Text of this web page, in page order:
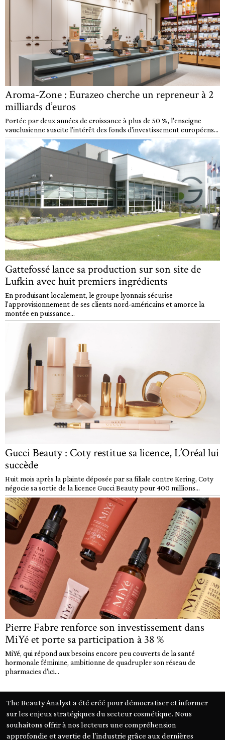
Aroma-Zone : Eurazeo cherche un repreneur à 2
milliards d’euros
Portée par deux années de croissance à plus de 50 %, l'enseigne
vauclusienne suscite l'intérêt des fonds d'investissement européens...
Gattefossé lance sa production sur son site de
Lufkin avec huit premiers ingrédients
En produisant localement, le groupe lyonnais sécurise
l'approvisionnement de ses clients nord-américains et amorce la
montée en puissance...
Gucci Beauty : Coty restitue sa licence, L’Oréal lui
succède
Huit mois après la plainte déposée par sa filiale contre Kering, Coty
négocie sa sortie de la licence Gucci Beauty pour 400 millions...
Pierre Fabre renforce son investissement dans
MiYé et porte sa participation à 38 %
MiYé, qui répond aux besoins encore peu couverts de la santé
hormonale féminine, ambitionne de quadrupler son réseau de
pharmacies d'ici...
The Beauty Analyst a été créé pour démocratiser et informer
sur les enjeux stratégiques du secteur cosmétique. Nous
souhaitons offrir à nos lecteurs une compréhension
approfondie et avertie de l’industrie grâce aux dernières